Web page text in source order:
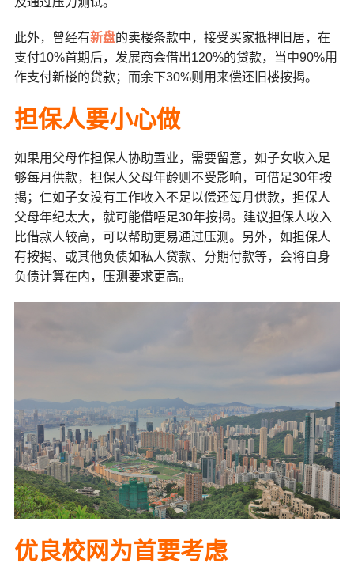
此外，曾经有新盘的卖楼条款中，接受买家抵押旧居，在
支付10%首期后，发展商会借出120%的贷款，当中90%用
作支付新楼的贷款；而余下30%则用来偿还旧楼按揭。
担保人要小心做
如果用父母作担保人协助置业，需要留意，如子女收入足
够每月供款，担保人父母年龄则不受影响，可借足30年按
揭；仁如子女没有工作收入不足以偿还每月供款，担保人
父母年纪太大，就可能借唔足30年按揭。建议担保人收入
比借款人较高，可以帮助更易通过压测。另外，如担保人
有按揭、或其他负债如私人贷款、分期付款等，会将自身
负债计算在内，压测要求更高。
优良校网为首要考虑